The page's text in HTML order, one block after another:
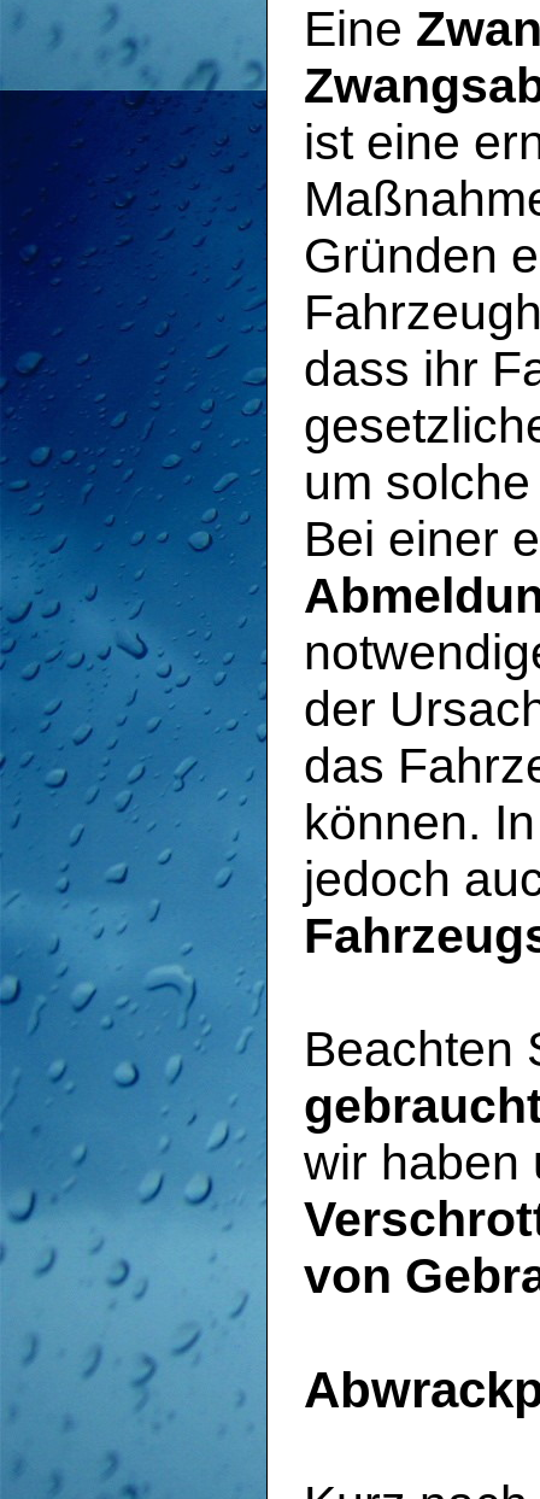
Eine
ist eine
Gründen
dass ihr
um
Bei einer
der
das
können.
jedoch
Beachten
wir haben
von